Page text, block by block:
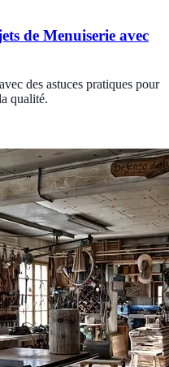
de Menuiserie avec
des astuces pratiques pour
qualité.